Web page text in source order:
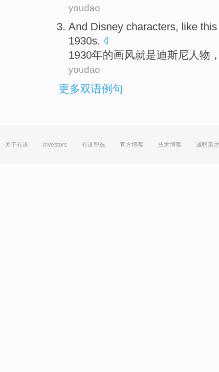
youdao
And Disney characters, like this
1930s.
1930年的画风就是迪斯尼人物
youdao
更多双语例句
关于有道 Investors 有道智选 官方博客 技术博客 诚聘英才